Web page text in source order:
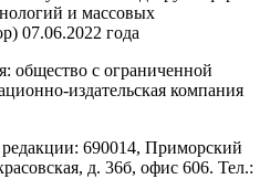
и массовых
07.06.2022 года
общество с ограниченной
издательская компания
690014, Приморский
д. 36б, офис 606. Тел.: